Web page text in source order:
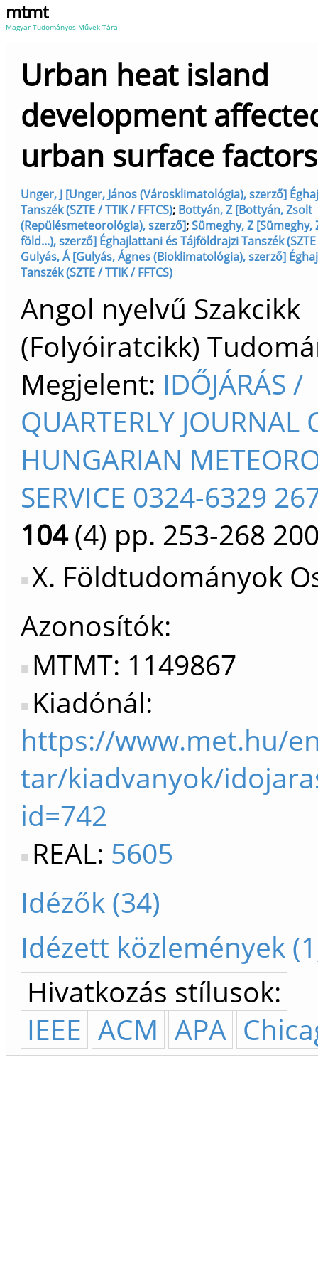
mtmt
Magyar Tudományos Művek Tára
Urban heat island
development
urban surface factors
Unger, J [Unger, János (Városklimatológia), szerző]
Tanszék (SZTE / TTIK / FFTCS); Bottyán, Z [Bottyán, Zsolt
(Repülésmeteorológia), szerző];Sümeghy, Z
föld...), szerző] Éghajlattani és Tájföldrajzi Tanszék (SZTE
Gulyás, Á [Gulyás, Ágnes (Bioklimatológia), szerző]
Tanszék (SZTE / TTIK / FFTCS)
Angol nyelvű Szakcikk
(Folyóiratcikk)
Megjelent: IDŐJÁRÁS /
QUARTERLY JOURNAL
HUNGARIAN
SERVICE 0324-6329
104(4) pp. 253-268
X. Földtudományok
Azonosítók
MTMT: 1149867
Kiadónál:
https://www.met.hu/
tar/kiadvanyok/
id=742
REAL: 5605
Idézők (34)
Idézett közlemények
Hivatkozás stílusok:
IEEE ACM APA